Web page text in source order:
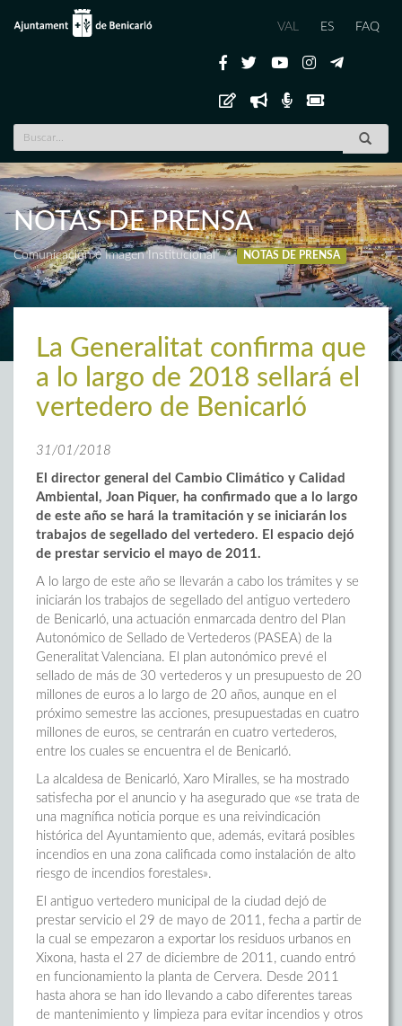
VAL ES FAQ
NOTAS DE PRENSA
Comunicación e Imagen Institucional NOTAS DE PRENSA
La Generalitat confirma que
a lo largo de 2018 sellará el
vertedero de Benicarló
31/01/2018
El director general del Cambio Climático y Calidad
Ambiental, Joan Piquer, ha confirmado que a lo largo
de este año se hará la tramitación y se iniciarán los
trabajos de segellado del vertedero. El espacio dejó
de prestar servicio el mayo de 2011.
A lo largo de este año se llevarán a cabo los trámites y se
iniciarán los trabajos de segellado del antiguo vertedero
de Benicarló, una actuación enmarcada dentro del Plan
Autonómico de Sellado de Vertederos (PASEA) de la
Generalitat Valenciana. El plan autonómico prevé el
sellado de más de 30 vertederos y un presupuesto de 20
millones de euros a lo largo de 20 años, aunque en el
próximo semestre las acciones, presupuestadas en cuatro
millones de euros, se centrarán en cuatro vertederos,
entre los cuales se encuentra el de Benicarló.
La alcaldesa de Benicarló, Xaro Miralles, se ha mostrado
satisfecha por el anuncio y ha asegurado que «se trata de
una magnífica noticia porque es una reivindicación
histórica del Ayuntamiento que, además, evitará posibles
incendios en una zona calificada como instalación de alto
riesgo de incendios forestales».
El antiguo vertedero municipal de la ciudad dejó de
prestar servicio el 29 de mayo de 2011, fecha a partir de
la cual se empezaron a exportar los residuos urbanos en
Xixona, hasta el 27 de diciembre de 2011, cuando entró
en funcionamiento la planta de Cervera. Desde 2011
hasta ahora se han ido llevando a cabo diferentes tareas
de mantenimiento y limpieza para evitar incendios y otros